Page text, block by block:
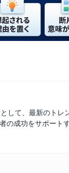
して、最新のト
の成功をサポート